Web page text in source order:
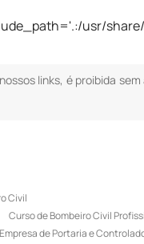
usr/
links, é proibida
Civil
Curso de Bombeiro Civil
Empresa de Portaria e